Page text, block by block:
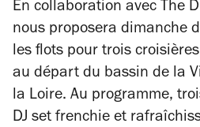
En collaboration avec The
nous proposera dimanche
les flots pour trois
au départ du bassin de la
la Loire. Au programme,
DJ set frenchie et